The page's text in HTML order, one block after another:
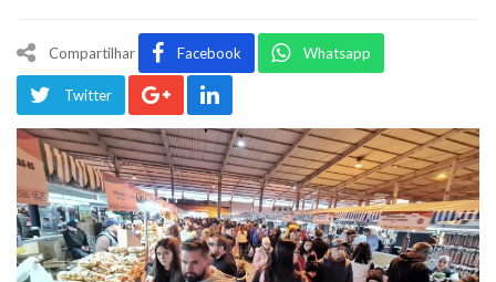
Compartilhar Facebook Whatsapp
Twitter